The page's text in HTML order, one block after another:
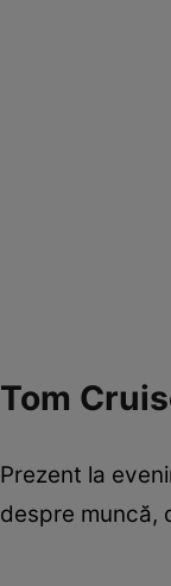
Tom
Prezent la
despre muncă,